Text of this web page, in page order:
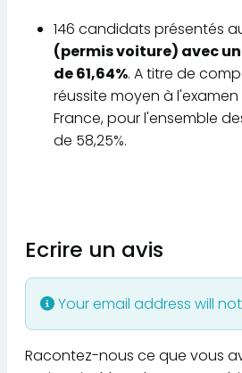
146 candidats présentés
(permis voiture) avec
de 61,64%. A titre de
réussite moyen à l'examen
France, pour l'ensemble
de 58,25%.
Ecrire un avis
Your email address will
Racontez-nous ce que vous